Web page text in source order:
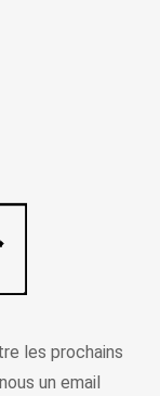
les prochains
un email